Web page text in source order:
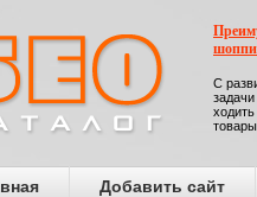
С
Добавить сайт